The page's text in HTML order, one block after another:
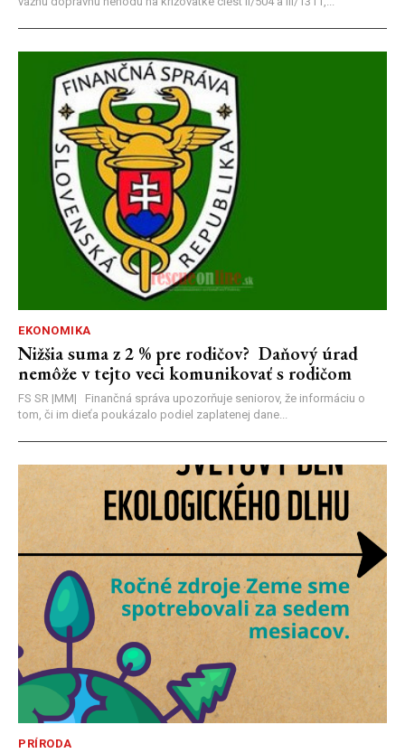
EKONOMIKA
Nižšia suma z 2 % pre rodičov? Daňový úrad
nemôže v tejto veci komunikovať s rodičom
FS SR |MM| Finančná správa upozorňuje seniorov, že informáciu o
tom, či im dieťa poukázalo podiel zaplatenej dane...
PRÍRODA